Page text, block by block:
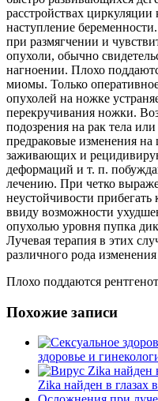
расстройствах
наступление
при размягчении и
опухоли, обычно
нагноении. Плохо
миомы. Только
опухолей на ножке
перекручивания ножки.
подозрения на рак тела
предраковые изменения
заживающих и
деформаций и т. п.
лечению. При четко
неустойчивости прибегать
ввиду возможности
опухолью уровня пупка
Лучевая терапия в этих
различного рода
Плохо поддаются
Похожие записи
здоровье и
Zika найден в глазах